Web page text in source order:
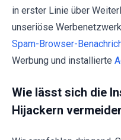
in erster Linie über
unseriöse
Spam-Browser-
Werbung und installierte
Wie lässt sich die
Hijackern